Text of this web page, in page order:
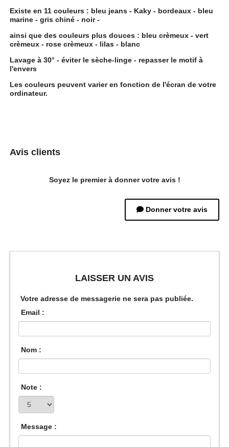
Existe en 11 couleurs : bleu jeans - Kaky - bordeaux - bleu
marine - gris chiné - noir -
ainsi que des couleurs plus douces : bleu crèmeux - vert
crèmeux - rose crèmeux - lilas - blanc
Lavage à 30° - éviter le sèche-linge - repasser le motif à
l'envers
Les couleurs peuvent varier en fonction de l'écran de votre
ordinateur.
Avis clients
Soyez le premier à donner votre avis !
Donner votre avis
LAISSER UN AVIS
Votre adresse de messagerie ne sera pas publiée.
Email :
Nom :
Note :
Message :